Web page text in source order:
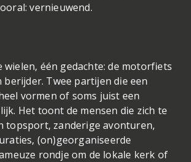
vernieuwend.
wielen, één gedachte: de motorfiets
berijder. Twee partijen die een
vormen of soms juist een
Het toont de mensen die zich te
topsport, zanderige avonturen,
(on)georganiseerde
rondje om de lokale kerk of